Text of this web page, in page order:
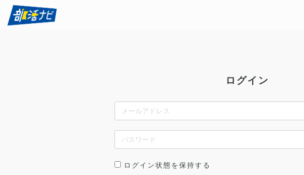
ログイン
ログイン状態を保持する